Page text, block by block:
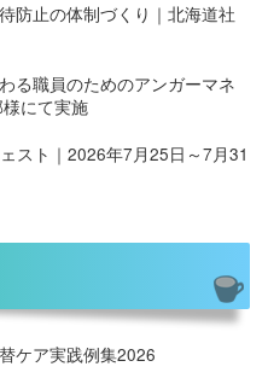
防止の体制づくり｜北海道社
る職員のためのアンガーマネ
にて実施
スト｜2026年7月25日～7月31
ケア実践例集2026